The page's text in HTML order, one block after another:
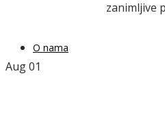
O nama
zanimljive
Aug01